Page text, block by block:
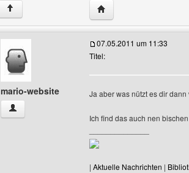
↑ Website dieses
mario-website
mario-website Benutzer-Profile anzeigen
07.05.2011 um 11:33
Titel:
Ja aber was nützt es dir
Ich find das auch nen
| Aktuelle Nachrichten |